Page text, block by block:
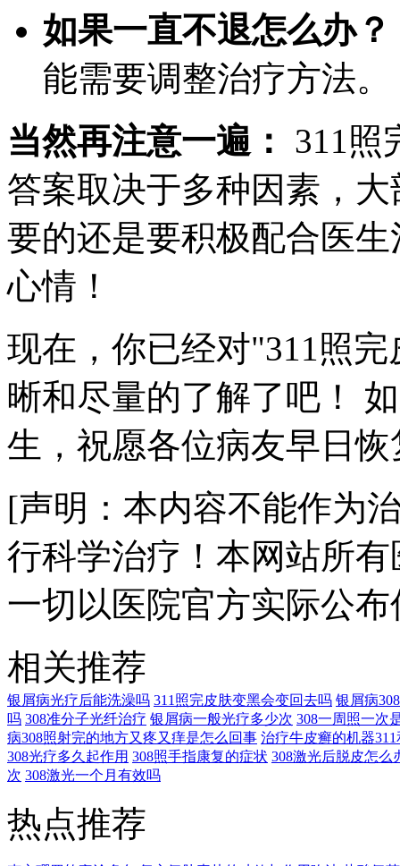
如果一直不退怎么办？
能需要调整治疗方法。
当然再注意一遍：
311照
答案取决于多种因素，
要的还是要积极配合医
心情！
现在，你已经对"311照
晰和尽量的了解了吧！
生，祝愿各位病友早日恢
[声明：本内容不能作为
行科学治疗！本网站所
一切以医院官方实际公
相关推荐
银屑病光疗后能洗澡吗 311照完皮肤变黑会变回去吗 银屑病
吗 308准分子光纤治疗 银屑病一般光疗多少次 308一周照一次
病308照射完的地方又疼又痒是怎么回事 治疗牛皮癣的机器
308光疗多久起作用 308照手指康复的症状 308激光后脱皮怎么
次 308激光一个月有效吗
热点推荐